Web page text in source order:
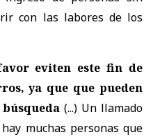
con las labores de los
eviten este fin de
ya que que pueden
(...) Un llamado
muchas personas que